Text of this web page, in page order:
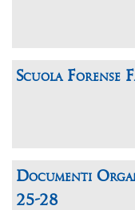
Scuola Forense
Documenti
25-28